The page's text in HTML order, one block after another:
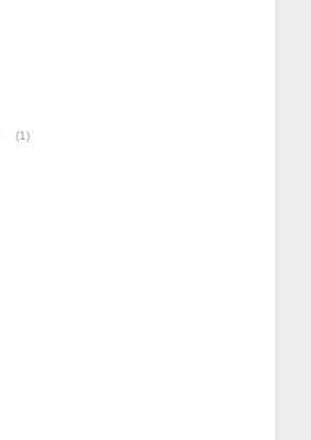
1